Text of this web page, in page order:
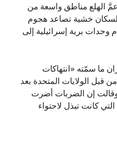
الهلع مناطق واسعة من
السكان خشية تصاعد هجوم
برية إسرائيلية إلى
ما سمّته «انتهاكات
قبل الولايات المتحدة بعد
إن الضربات أضرت
كانت تبذل لاحتواء